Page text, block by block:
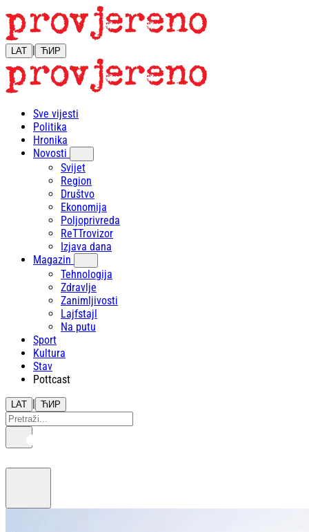
LAT | ЋИР
Sve vijesti
Politika
Hronika
Novosti
Svijet
Region
Društvo
Ekonomija
Poljoprivreda
ReTTrovizor
Izjava dana
Magazin
Tehnologija
Zdravlje
Zanimljivosti
Lajfstajl
Na putu
Sport
Kultura
Stav
Pottcast
LAT | ЋИР